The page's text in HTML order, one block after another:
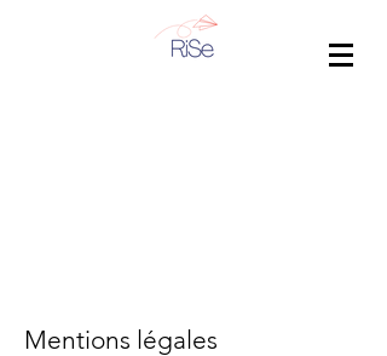
Mentions légales